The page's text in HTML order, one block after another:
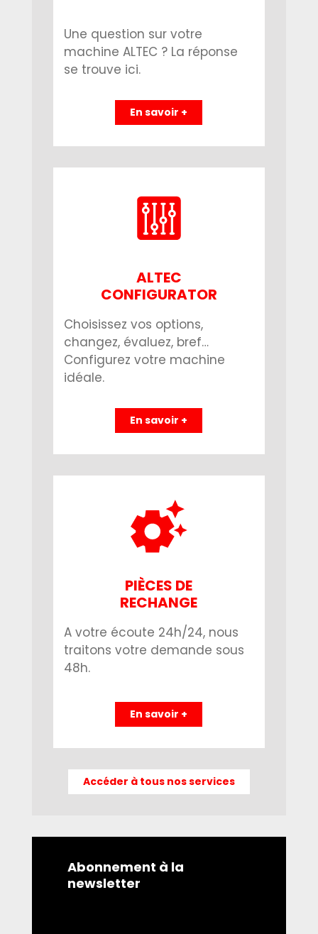
Une question sur votre
machine ALTEC ? La réponse
se trouve ici.
En savoir +
ALTEC
CONFIGURATOR
Choisissez vos options,
changez, évaluez, bref…
Configurez votre machine
idéale.
En savoir +
PIÈCES DE
RECHANGE
A votre écoute 24h/24, nous
traitons votre demande sous
48h.
En savoir +
Accéder à tous nos services
Abonnement à la
newsletter